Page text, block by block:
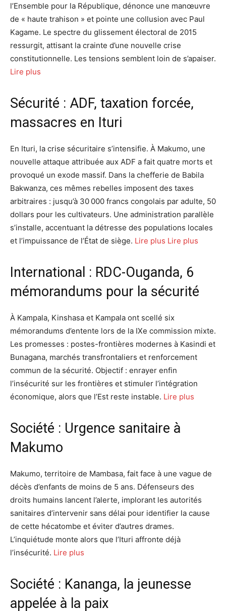
l’Ensemble pour la République, dénonce une manœuvre
de « haute trahison » et pointe une collusion avec Paul
Kagame. Le spectre du glissement électoral de 2015
ressurgit, attisant la crainte d’une nouvelle crise
constitutionnelle. Les tensions semblent loin de s’apaiser.
Lire plus
Sécurité : ADF, taxation forcée,
massacres en Ituri
En Ituri, la crise sécuritaire s’intensifie. À Makumo, une
nouvelle attaque attribuée aux ADF a fait quatre morts et
provoqué un exode massif. Dans la chefferie de Babila
Bakwanza, ces mêmes rebelles imposent des taxes
arbitraires : jusqu’à 30 000 francs congolais par adulte, 50
dollars pour les cultivateurs. Une administration parallèle
s’installe, accentuant la détresse des populations locales
et l’impuissance de l’État de siège. Lire plus Lire plus
International : RDC-Ouganda, 6
mémorandums pour la sécurité
À Kampala, Kinshasa et Kampala ont scellé six
mémorandums d’entente lors de la IXe commission mixte.
Les promesses : postes-frontières modernes à Kasindi et
Bunagana, marchés transfrontaliers et renforcement
commun de la sécurité. Objectif : enrayer enfin
l’insécurité sur les frontières et stimuler l’intégration
économique, alors que l’Est reste instable. Lire plus
Société : Urgence sanitaire à
Makumo
Makumo, territoire de Mambasa, fait face à une vague de
décès d’enfants de moins de 5 ans. Défenseurs des
droits humains lancent l’alerte, implorant les autorités
sanitaires d’intervenir sans délai pour identifier la cause
de cette hécatombe et éviter d’autres drames.
L’inquiétude monte alors que l’Ituri affronte déjà
l’insécurité. Lire plus
Société : Kananga, la jeunesse
appelée à la paix